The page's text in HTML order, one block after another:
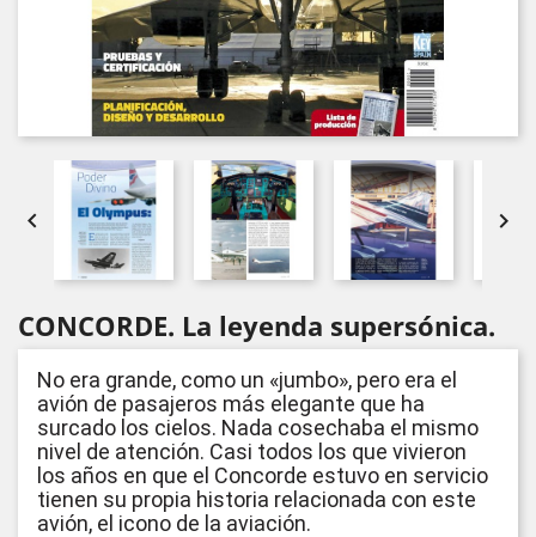
 
CONCORDE. La leyenda supersónica.
No era grande, como un «jumbo», pero era el
avión de pasajeros más elegante que ha
surcado los cielos. Nada cosechaba el mismo
nivel de atención. Casi todos los que vivieron
los años en que el Concorde estuvo en servicio
tienen su propia historia relacionada con este
avión, el icono de la aviación.